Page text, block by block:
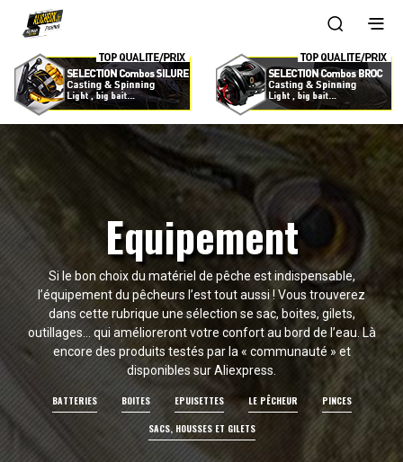
Equipement
Si le bon choix du matériel de pêche est indispensable,
l’équipement du pêcheurs l’est tout aussi ! Vous trouverez
dans cette rubrique une sélection se sac, boites, gilets,
outillages… qui amélioreront votre confort au bord de l’eau. Là
encore des produits testés par la « communauté » et
disponibles sur Aliexpress.
BATTERIES BOITES EPUISETTES LE PÊCHEUR PINCES
SACS, HOUSSES ET GILETS